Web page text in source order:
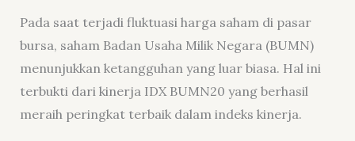
Pada saat terjadi fluktuasi harga saham di pasar
bursa, saham Badan Usaha Milik Negara (BUMN)
menunjukkan ketangguhan yang luar biasa. Hal ini
terbukti dari kinerja IDX BUMN20 yang berhasil
meraih peringkat terbaik dalam indeks kinerja.